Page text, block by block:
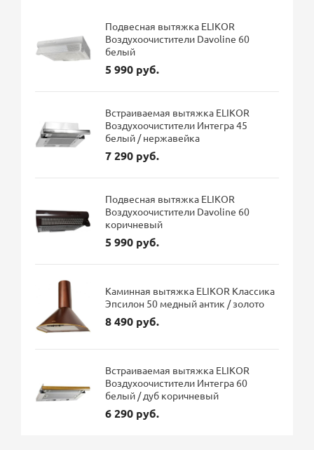
Подвесная вытяжка ELIKOR
Воздухоочистители Davoline 60
белый
5 990 руб.
Встраиваемая вытяжка ELIKOR
Воздухоочистители Интегра 45
белый / нержавейка
7 290 руб.
Подвесная вытяжка ELIKOR
Воздухоочистители Davoline 60
коричневый
5 990 руб.
Каминная вытяжка ELIKOR Классика
Эпсилон 50 медный антик / золото
8 490 руб.
Встраиваемая вытяжка ELIKOR
Воздухоочистители Интегра 60
белый / дуб коричневый
6 290 руб.